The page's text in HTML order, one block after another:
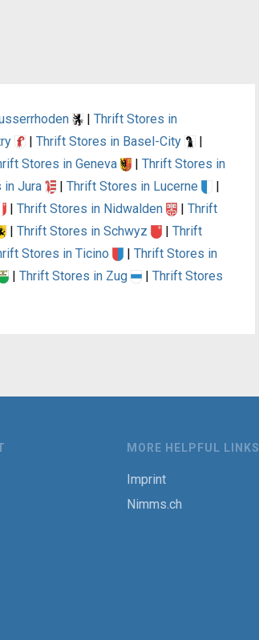
| Thrift Stores in
| Thrift Stores in Basel-City
|
Stores in Geneva | Thrift Stores in
in Jura | Thrift Stores in Lucerne
|
| Thrift Stores in Nidwalden | Thrift
| Thrift Stores in Schwyz | Thrift
Stores in Ticino | Thrift Stores in
| Thrift Stores in Zug | Thrift Stores
MORE HELPFUL LINKS
Imprint
Nimms.ch